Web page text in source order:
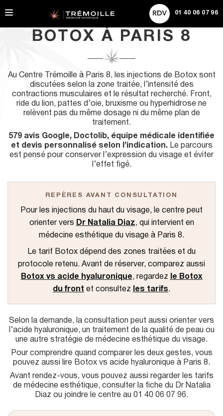
01 40 06 07 96
Actualités
Rechercher
BOTOX À PARIS 8
Au Centre Trémoille à Paris 8, les injections de Botox sont
discutées selon la zone traitée, l’intensité des
contractions musculaires et le résultat recherché. Front,
ride du lion, pattes d’oie, bruxisme ou hyperhidrose ne
relèvent pas du même dosage ni du même plan de
traitement.
579 avis Google, Doctolib, équipe médicale identifiée
et devis personnalisé selon l’indication.Le parcours
est pensé pour conserver l’expression du visage et éviter
l’effet figé.
REPÈRES AVANT CONSULTATION
Pour les injections du haut du visage, le centre peut
orienter vers Dr Natalia Diaz, qui intervient en
médecine esthétique du visage à Paris 8.
Le tarif Botox dépend des zones traitées et du
protocole retenu. Avant de réserver, comparez aussi
Botox vs acide hyaluronique, regardez
le Botox
du front et consultez les tarifs.
Selon la demande, la consultation peut aussi orienter vers
l’acide hyaluronique, un traitement de la qualité de peau ou
une autre stratégie de médecine esthétique du visage.
Pour comprendre quand comparer les deux gestes, vous
pouvez aussi lire Botox vs acide hyaluronique à Paris 8.
Avant rendez-vous, vous pouvez aussi regarder les tarifs
de médecine esthétique, consulter la fiche du
Dr Natalia
Diaz ou joindre le centre au 01 40 06 07 96.